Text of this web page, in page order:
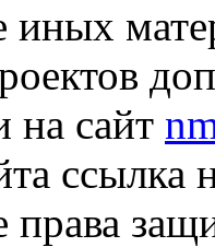
иных
на сайт
ссылка